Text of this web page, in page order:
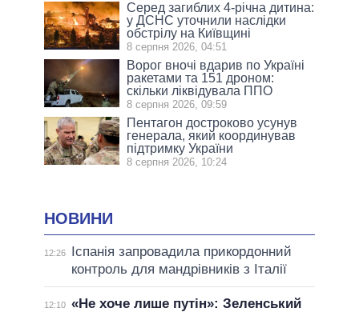
Серед загиблих 4-річна дитина:
у ДСНС уточнили наслідки
обстрілу на Київщині
8 серпня 2026, 04:51
Ворог вночі вдарив по Україні
ракетами та 151 дроном:
скільки ліквідувала ППО
8 серпня 2026, 09:59
Пентагон достроково усунув
генерала, який координував
підтримку України
8 серпня 2026, 10:24
НОВИНИ
12:26
Іспанія запровадила прикордонний
контроль для мандрівників з Італії
12:10 «Не хоче лише путін»: Зеленський